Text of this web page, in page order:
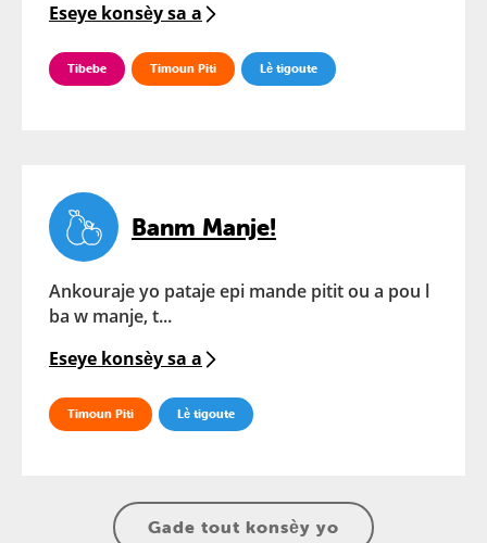
Eseye konsèy sa a
Tibebe Timoun Piti Lè tigoute
Banm Manje!
Ankouraje yo pataje epi mande pitit ou a pou l
ba w manje, t...
Eseye konsèy sa a
Timoun Piti Lè tigoute
Gade tout konsèy yo